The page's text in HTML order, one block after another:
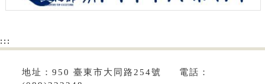
:::
地址：950 臺東市大同路254號 電話：